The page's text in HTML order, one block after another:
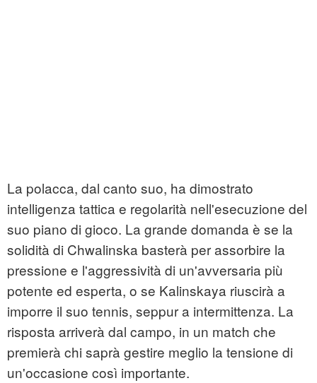
La polacca, dal canto suo, ha dimostrato
intelligenza tattica e regolarità nell'esecuzione del
suo piano di gioco. La grande domanda è se la
solidità di Chwalinska basterà per assorbire la
pressione e l'aggressività di un'avversaria più
potente ed esperta, o se Kalinskaya riuscirà a
imporre il suo tennis, seppur a intermittenza. La
risposta arriverà dal campo, in un match che
premierà chi saprà gestire meglio la tensione di
un'occasione così importante.